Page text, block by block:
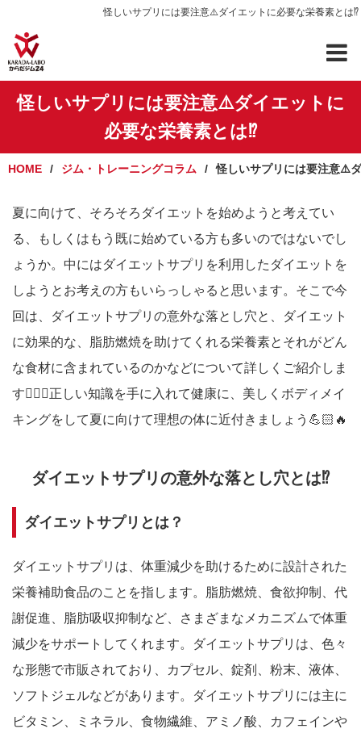
怪しいサプリには要注意⚠️ダイエットに必要な栄養素とは⁉️
怪しいサプリには要注意⚠️ダイエットに
必要な栄養素とは⁉️
HOME ジム・トレーニングコラム 怪しいサプリには要注意⚠️
夏に向けて、そろそろダイエットを始めようと考えてい
る、もしくはもう既に始めている方も多いのではないでし
ょうか。中にはダイエットサプリを利用したダイエットを
しようとお考えの方もいらっしゃると思います。そこで今
回は、ダイエットサプリの意外な落とし穴と、ダイエット
に効果的な、脂肪燃焼を助けてくれる栄養素とそれがどん
な食材に含まれているのかなどについて詳しくご紹介しま
す💁🏻‍♀️正しい知識を手に入れて健康に、美しくボディメイ
キングをして夏に向けて理想の体に近付きましょう💪🏻🔥
ダイエットサプリの意外な落とし穴とは⁉️
ダイエットサプリとは？
ダイエットサプリは、体重減少を助けるために設計された
栄養補助食品のことを指します。脂肪燃焼、食欲抑制、代
謝促進、脂肪吸収抑制など、さまざまなメカニズムで体重
減少をサポートしてくれます。ダイエットサプリは、色々
な形態で市販されており、カプセル、錠剤、粉末、液体、
ソフトジェルなどがあります。ダイエットサプリには主に
ビタミン、ミネラル、食物繊維、アミノ酸、カフェインや